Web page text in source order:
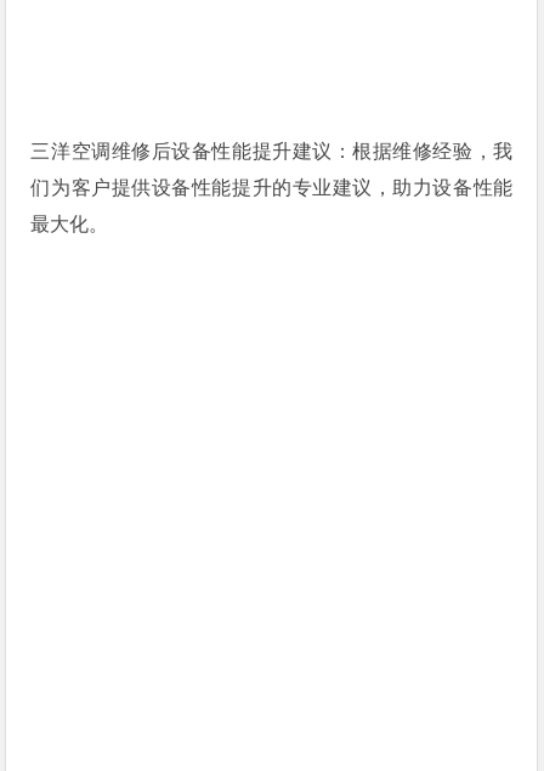
三洋空调维修后设备性能提升建议：根据维修经验，我
们为客户提供设备性能提升的专业建议，助力设备性能
最大化。